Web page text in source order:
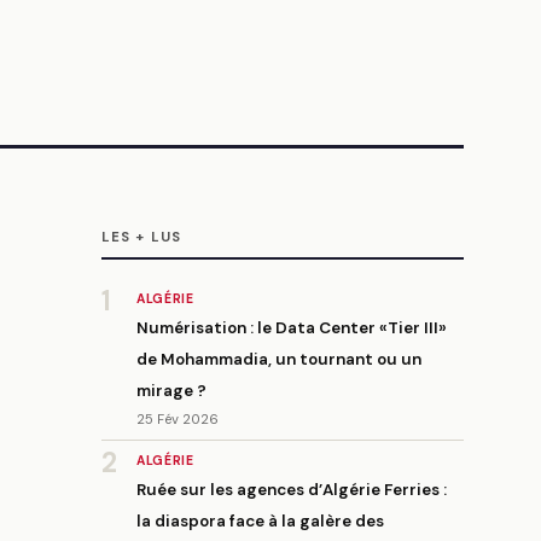
LES + LUS
1 ALGÉRIE
Numérisation : le Data Center «Tier III»
de Mohammadia, un tournant ou un
mirage ?
25 Fév 2026
2 ALGÉRIE
Ruée sur les agences d’Algérie Ferries :
la diaspora face à la galère des